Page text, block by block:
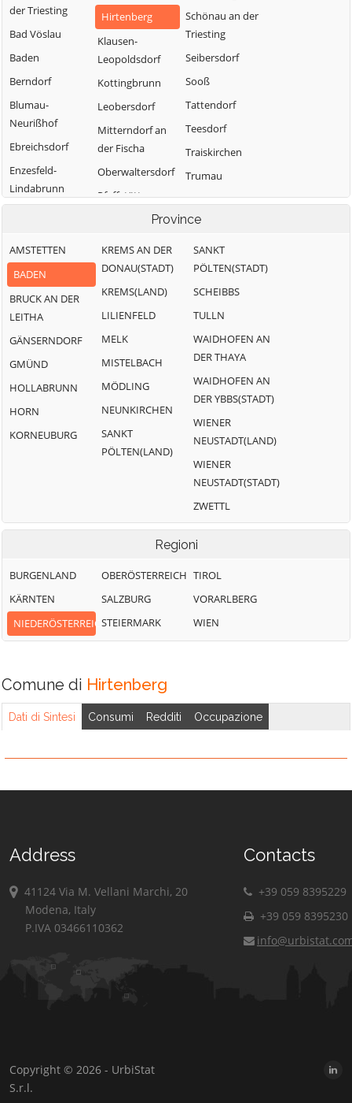
der Triesting
Bad Vöslau
Baden
Berndorf
Blumau-
Neurißhof
Ebreichsdorf
Enzesfeld-
Lindabrunn
Günselsdorf
Hirtenberg
Klausen-
Leopoldsdorf
Kottingbrunn
Leobersdorf
Mitterndorf an
der Fischa
Oberwaltersdorf
Pfaffstätten
Schönau an der
Triesting
Seibersdorf
Sooß
Tattendorf
Teesdorf
Traiskirchen
Trumau
Weissenbach an
der Triesting
Province
AMSTETTEN
BADEN
BRUCK AN DER
LEITHA
GÄNSERNDORF
GMÜND
HOLLABRUNN
HORN
KORNEUBURG
KREMS AN DER
DONAU(STADT)
KREMS(LAND)
LILIENFELD
MELK
MISTELBACH
MÖDLING
NEUNKIRCHEN
SANKT
PÖLTEN(LAND)
SANKT
PÖLTEN(STADT)
SCHEIBBS
TULLN
WAIDHOFEN AN
DER THAYA
WAIDHOFEN AN
DER YBBS(STADT)
WIENER
NEUSTADT(LAND)
WIENER
NEUSTADT(STADT)
ZWETTL
Regioni
BURGENLAND
KÄRNTEN
NIEDERÖSTERREICH
OBERÖSTERREICH
SALZBURG
STEIERMARK
TIROL
VORARLBERG
WIEN
Comune di Hirtenberg
Dati di Sintesi Consumi Redditi Occupazione
Address
41124 Via M. Vellani Marchi, 20
Modena, Italy
P.IVA 03466110362
Contacts
+39 059 8395229
+39 059 8395230
Copyright © 2026 - UrbiStat
S.r.l.